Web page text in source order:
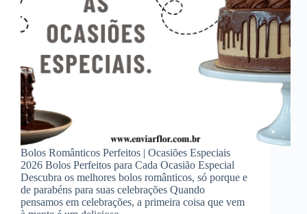
Bolos Românticos Perfeitos | Ocasiões Especiais
2026 Bolos Perfeitos para Cada Ocasião Especial
Descubra os melhores bolos românticos, só porque e
de parabéns para suas celebrações Quando
pensamos em celebrações, a primeira coisa que vem